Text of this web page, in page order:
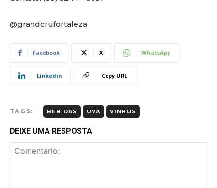
@grandcrufortaleza
Facebook X WhatsApp
Linkedin Copy URL
TAGS: BEBIDAS UVA VINHOS
DEIXE UMA RESPOSTA